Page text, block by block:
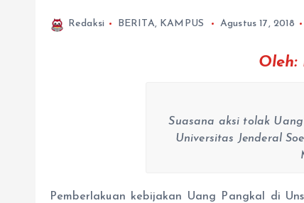
Redaksi BERITA, KAMPUS Agustus 17, 2018
Oleh:
Suasana aksi tolak
Universitas Jenderal
Pemberlakuan kebijakan Uang Pangkal di